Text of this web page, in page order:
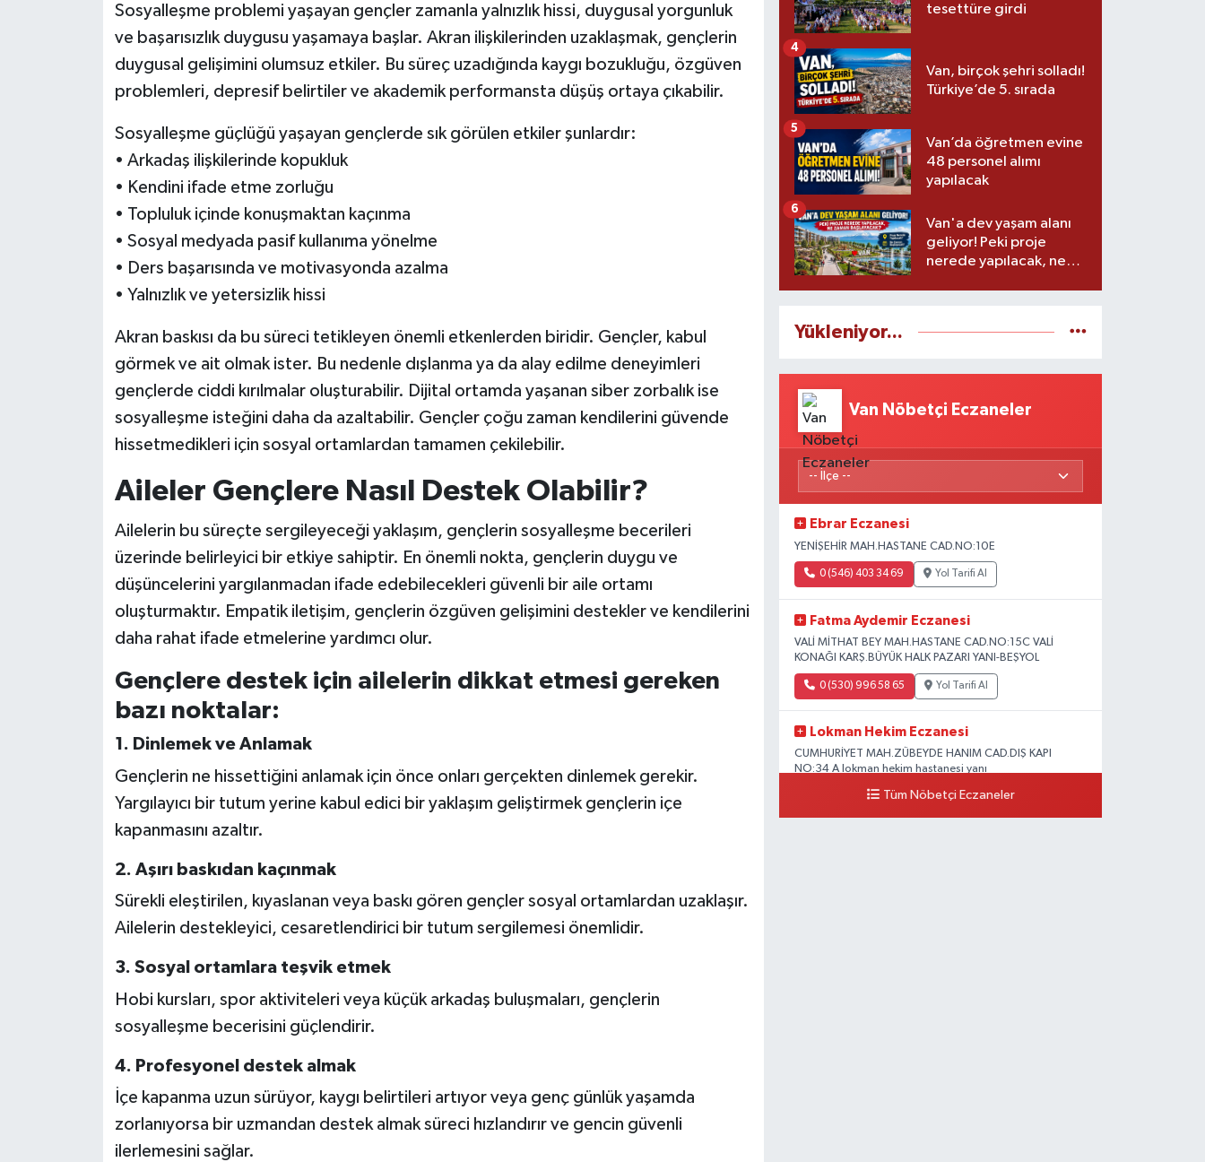
Sosyalleşme problemi yaşayan gençler zamanla yalnızlık hissi, duygusal yorgunluk
ve başarısızlık duygusu yaşamaya başlar. Akran ilişkilerinden uzaklaşmak, gençlerin
duygusal gelişimini olumsuz etkiler. Bu süreç uzadığında kaygı bozukluğu, özgüven
problemleri, depresif belirtiler ve akademik performansta düşüş ortaya çıkabilir.
Sosyalleşme güçlüğü yaşayan gençlerde sık görülen etkiler şunlardır:
• Arkadaş ilişkilerinde kopukluk
• Kendini ifade etme zorluğu
• Topluluk içinde konuşmaktan kaçınma
• Sosyal medyada pasif kullanıma yönelme
• Ders başarısında ve motivasyonda azalma
• Yalnızlık ve yetersizlik hissi
Akran baskısı da bu süreci tetikleyen önemli etkenlerden biridir. Gençler, kabul
görmek ve ait olmak ister. Bu nedenle dışlanma ya da alay edilme deneyimleri
gençlerde ciddi kırılmalar oluşturabilir. Dijital ortamda yaşanan siber zorbalık ise
sosyalleşme isteğini daha da azaltabilir. Gençler çoğu zaman kendilerini güvende
hissetmedikleri için sosyal ortamlardan tamamen çekilebilir.
Aileler Gençlere Nasıl Destek Olabilir?
Ailelerin bu süreçte sergileyeceği yaklaşım, gençlerin sosyalleşme becerileri
üzerinde belirleyici bir etkiye sahiptir. En önemli nokta, gençlerin duygu ve
düşüncelerini yargılanmadan ifade edebilecekleri güvenli bir aile ortamı
oluşturmaktır. Empatik iletişim, gençlerin özgüven gelişimini destekler ve kendilerini
daha rahat ifade etmelerine yardımcı olur.
Gençlere destek için ailelerin dikkat etmesi gereken
bazı noktalar:
1. Dinlemek ve Anlamak
Gençlerin ne hissettiğini anlamak için önce onları gerçekten dinlemek gerekir.
Yargılayıcı bir tutum yerine kabul edici bir yaklaşım geliştirmek gençlerin içe
kapanmasını azaltır.
2. Aşırı baskıdan kaçınmak
Sürekli eleştirilen, kıyaslanan veya baskı gören gençler sosyal ortamlardan uzaklaşır.
Ailelerin destekleyici, cesaretlendirici bir tutum sergilemesi önemlidir.
3. Sosyal ortamlara teşvik etmek
Hobi kursları, spor aktiviteleri veya küçük arkadaş buluşmaları, gençlerin
sosyalleşme becerisini güçlendirir.
4. Profesyonel destek almak
İçe kapanma uzun sürüyor, kaygı belirtileri artıyor veya genç günlük yaşamda
zorlanıyorsa bir uzmandan destek almak süreci hızlandırır ve gencin güvenli
ilerlemesini sağlar.
tesettüre girdi
Van, birçok şehri solladı!
Türkiye’de 5. sırada
4
Van’da öğretmen evine
48 personel alımı
yapılacak
5
Van'a dev yaşam alanı
geliyor! Peki proje
nerede yapılacak, ne
6
Yükleniyor...
Van Nöbetçi Eczaneler
Ebrar Eczanesi
YENİŞEHİR MAH.HASTANE CAD.NO:10E
0 (546) 403 34 69 Yol Tarifi Al
Fatma Aydemir Eczanesi
VALİ MİTHAT BEY MAH.HASTANE CAD.NO:15C VALİ
KONAĞI KARŞ.BÜYÜK HALK PAZARI YANI-BEŞYOL
0 (530) 996 58 65 Yol Tarifi Al
Lokman Hekim Eczanesi
CUMHURİYET MAH.ZÜBEYDE HANIM CAD.DIŞ KAPI
NO:34 A lokman hekim hastanesi yanı
0 (432) 503 93 23 Yol Tarifi Al
Tüm Nöbetçi Eczaneler